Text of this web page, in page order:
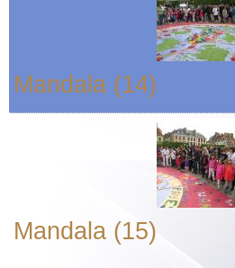
Mandala (14)
Mandala (15)